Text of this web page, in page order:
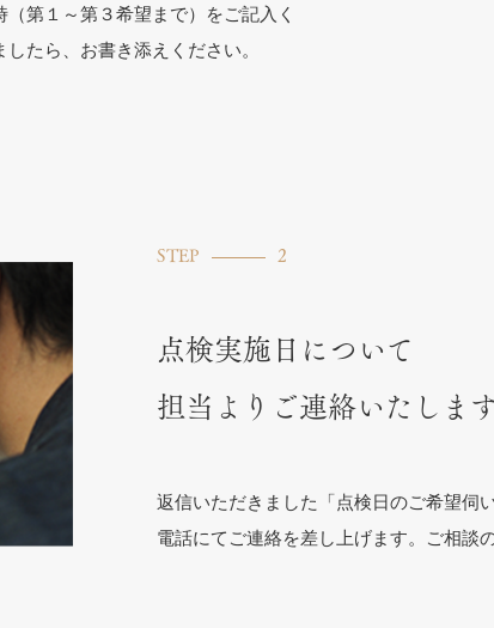
第１～第３希望まで）をご記入く
たら、お書き添えください。
STEP 2
点検実施日について
担当よりご連絡いたしま
返信いただきました「点検日のご希望伺
電話にてご連絡を差し上げます。ご相談